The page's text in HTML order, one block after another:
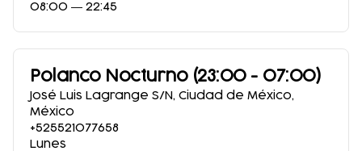
08:00 ― 22:45
Polanco Nocturno (23:00 - 07:00)
José Luis Lagrange S/N, Ciudad de México,
México
+525521077658
Lunes